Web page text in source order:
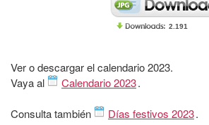
2.191
Ver o descargar el calendario 2023.
Vaya al
Calendario 2023.
Consulta también Días festivos 2023.